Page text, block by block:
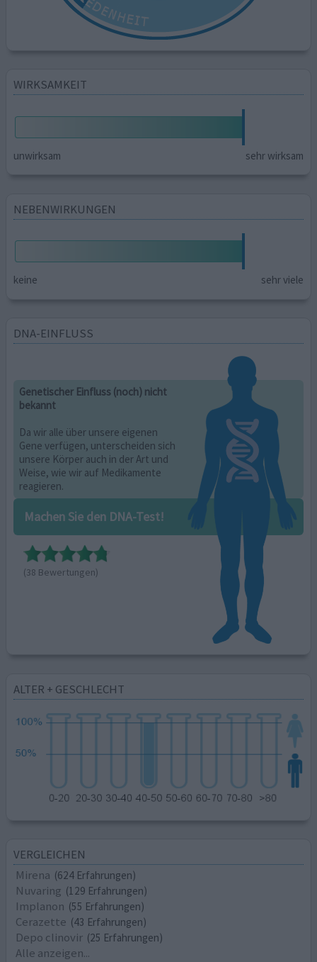
WIRKSAMKEIT
unwirksam sehr wirksam
NEBENWIRKUNGEN
keine sehr viele
DNA-EINFLUSS
Genetischer Einfluss (noch) nicht
bekannt
Da wir alle über unsere eigenen
Gene verfügen, unterscheiden sich
unsere Körper auch in der Art und
Weise, wie wir auf Medikamente
reagieren.
Machen Sie den DNA-Test!
(38 Bewertungen)
ALTER + GESCHLECHT
VERGLEICHEN
Mirena (624 Erfahrungen)
Nuvaring (129 Erfahrungen)
Implanon (55 Erfahrungen)
Cerazette (43 Erfahrungen)
Depo clinovir (25 Erfahrungen)
Alle anzeigen...